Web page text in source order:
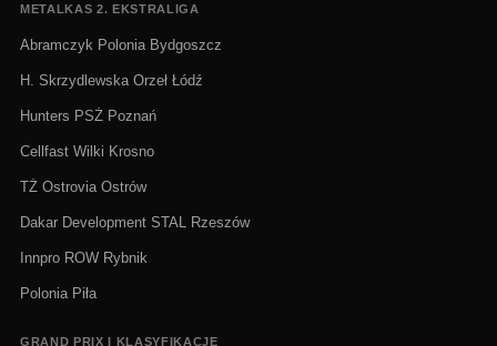
METALKAS 2. EKSTRALIGA
Abramczyk Polonia Bydgoszcz
H. Skrzydlewska Orzeł Łódź
Hunters PSŻ Poznań
Cellfast Wilki Krosno
TŻ Ostrovia Ostrów
Dakar Development STAL Rzeszów
Innpro ROW Rybnik
Polonia Piła
GRAND PRIX I KLASYFIKACJE